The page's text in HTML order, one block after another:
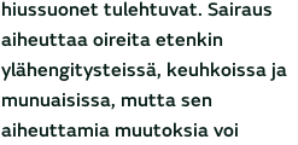
hiussuonet tulehtuvat. Sairaus
aiheuttaa oireita etenkin
ylähengitysteissä, keuhkoissa ja
munuaisissa, mutta sen
aiheuttamia muutoksia voi